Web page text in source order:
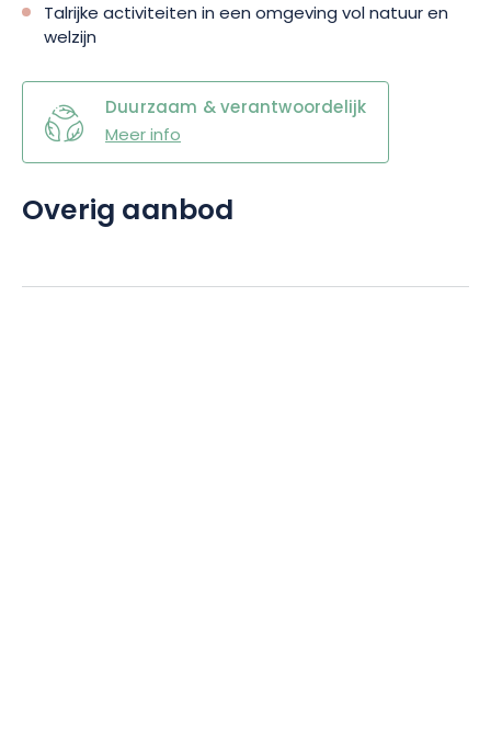
Talrijke activiteiten in een omgeving vol natuur en
welzijn
Duurzaam & verantwoordelijk
Meer info
Overig aanbod